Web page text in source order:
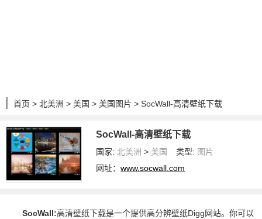
首页 > 北美洲 > 美国 > 美国图片 > SocWall-高清壁纸下载
SocWall-高清壁纸下载
国家: 北美洲 > 美国 类型: 图片
网址：www.socwall.com
SocWall:高清壁纸下载是一个提供高分辨壁纸Digg网站。你可以